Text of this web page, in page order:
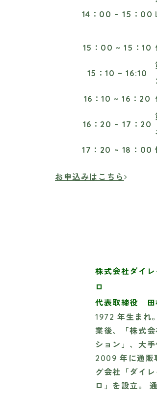
14：00 ~ 15：00
15：00 ~ 15：10
15：10 ~ 16:10
16：10 ~ 16：20
16：20 ~ 17：20
17：20 ~ 18：00
お申込みはこちら
株式会社ダイ
ロ
代表取締役 田
1972 年生まれ
業後、「株式
ション」、大手
2009 年に通販
グ会社「ダイ
ロ」を設立。